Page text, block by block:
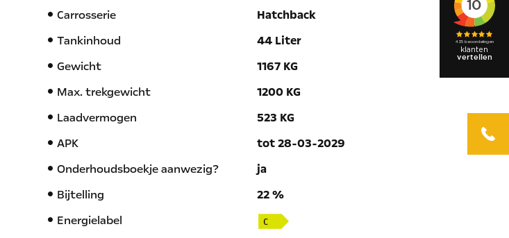
Carrosserie
Hatchback
Tankinhoud
44 Liter
Gewicht
1167 KG
Max. trekgewicht
1200 KG
Laadvermogen
523 KG
APK
tot 28-03-2029
Onderhoudsboekje aanwezig?
ja
Bijtelling
22 %
Energielabel